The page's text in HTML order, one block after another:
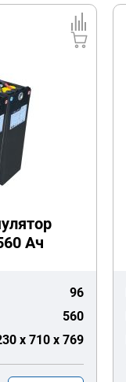
Ач
96
560
x 710 x 769